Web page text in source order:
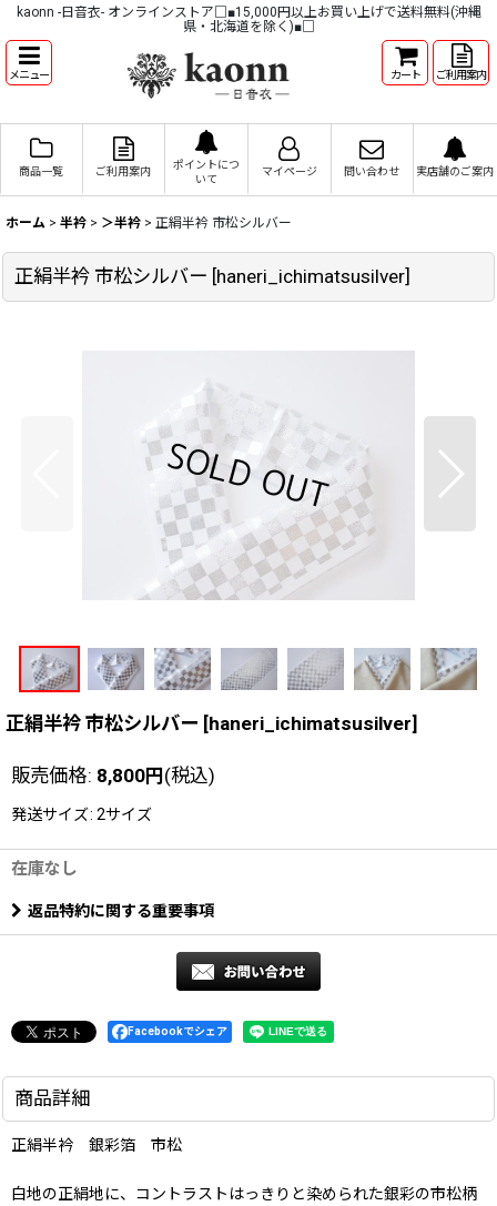
kaonn -日音衣- オンラインストア□■15,000円以上お買い上げで送料無料(沖縄
県・北海道を除く)■□
メニュー カート ご利用案内
商品一覧 ご利用案内
ポイントにつ
いて
マイページ 問い合わせ 実店舗のご案内
ホーム > 半衿 > ＞半衿 > 正絹半衿 市松シルバー
正絹半衿 市松シルバー [haneri_ichimatsusilver]
正絹半衿 市松シルバー [haneri_ichimatsusilver]
販売価格: 8,800円(税込)
発送サイズ: 2サイズ
在庫なし
返品特約に関する重要事項
Facebookでシェア
商品詳細
正絹半衿 銀彩箔 市松
白地の正絹地に、コントラストはっきりと染められた銀彩の市松柄